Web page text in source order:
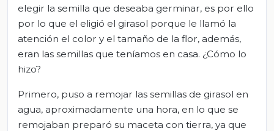
elegir la semilla que deseaba germinar, es por ello
por lo que el eligió el girasol porque le llamó la
atención el color y el tamaño de la flor, además,
eran las semillas que teníamos en casa. ¿Cómo lo
hizo?
Primero, puso a remojar las semillas de girasol en
agua, aproximadamente una hora, en lo que se
remojaban preparó su maceta con tierra, ya que